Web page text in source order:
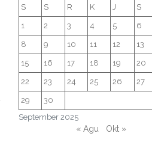
September 2025
S S R K J S
1 2 3 4 5 6
8 9 10 11 12 13
15 16 17 18 19 20
22 23 24 25 26 27
29 30
« Agu Okt »